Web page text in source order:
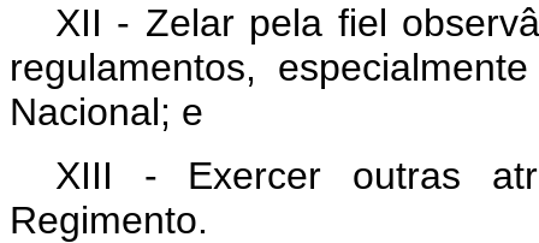
XII - Zelar pela fiel
regulamentos,
Nacional; e
XIII - Exercer outras
Regimento.